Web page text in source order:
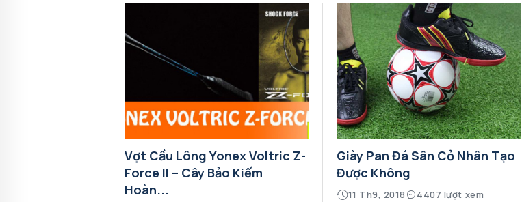
Vợt Cầu Lông Yonex Voltric Z-
Force II – Cây Bảo Kiếm
Hoàn...
Giày Pan Đá Sân Cỏ Nhân Tạo
Được Không
11 Th9, 2018 4407 lượt xem